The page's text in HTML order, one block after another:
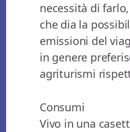
necessità di
che dia la
emissioni del
in genere
agriturismi
Consumi
Vivo in una